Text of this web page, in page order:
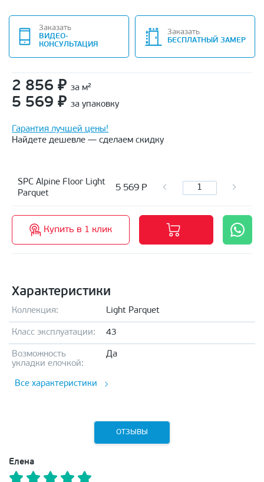
Заказать
ВИДЕО-
КОНСУЛЬТАЦИЯ
Заказать
БЕСПЛАТНЫЙ ЗАМЕР
2 856 ₽ за м²
5 569 ₽ за упаковку
Гарантия лучшей цены!
Найдете дешевле — сделаем скидку
SPC Alpine Floor Light
Parquet
5 569 Р
Купить в 1 клик
Характеристики
Коллекция: Light Parquet
Класс эксплуатации: 43
Возможность
укладки елочкой:
Да
Все характеристики
ОТЗЫВЫ
Елена